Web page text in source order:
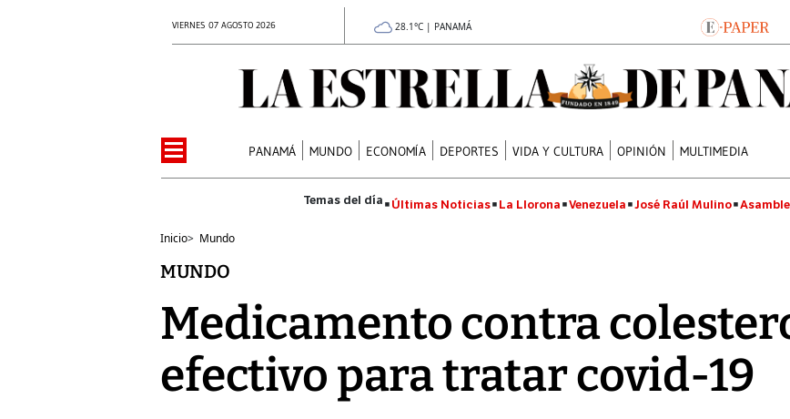
VIERNES 07 AGOSTO 2026 28.1°C | PANAMÁ
PANAMÁ MUNDO ECONOMÍA DEPORTES VIDA Y CULTURA OPINIÓN MULTIMEDIA
Últimas Noticias La Llorona Venezuela José Raúl Mulino
Inicio> Mundo
MUNDO
Medicamento contra
efectivo para tratar covid-19